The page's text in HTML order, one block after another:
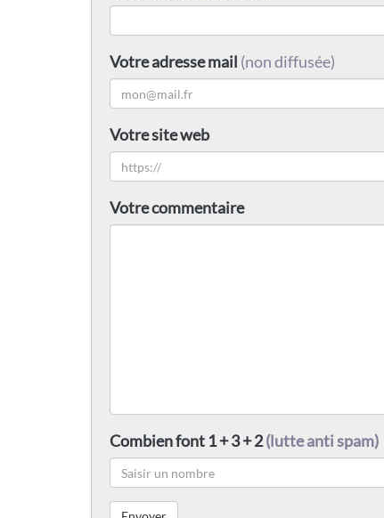
Votre adresse mail (non diffusée)
Votre site web
Votre commentaire
Combien font 1 + 3 + 2(lutte anti spam)